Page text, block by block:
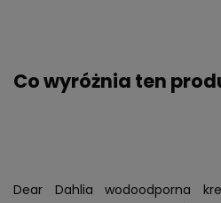
Co wyróżnia ten
Dear Dahlia wodoodporna